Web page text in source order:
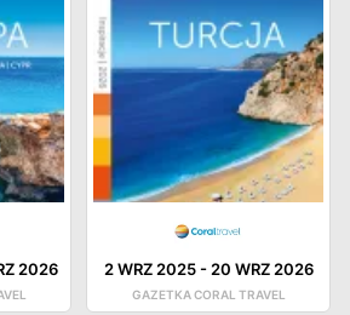
2026 2 WRZ 2025- 20 WRZ 2026
GAZETKA CORAL TRAVEL